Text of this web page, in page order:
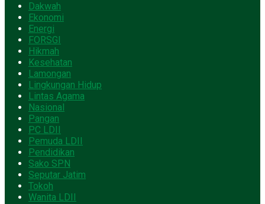
Dakwah
Ekonomi
Energi
FORSGI
Hikmah
Kesehatan
Lamongan
Lingkungan Hidup
Lintas Agama
Nasional
Pangan
PC LDII
Pemuda LDII
Pendidikan
Sako SPN
Seputar Jatim
Tokoh
Wanita LDII